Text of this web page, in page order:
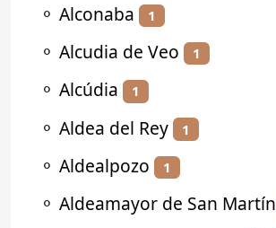
⚬ Alconaba 1
⚬ Alcudia de Veo 1
⚬ Alcúdia 1
⚬ Aldea del Rey 1
⚬ Aldealpozo 1
⚬ Aldeamayor de San Martín